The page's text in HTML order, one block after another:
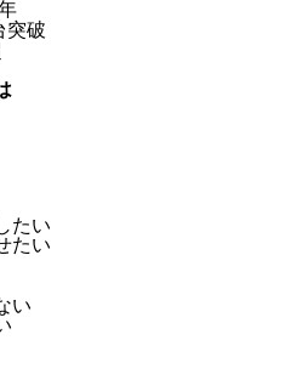
たい
たい
い